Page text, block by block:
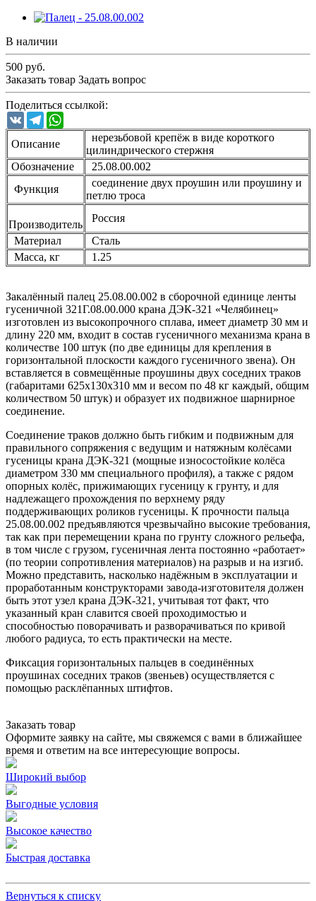
В наличии
500 руб.
Заказать товар Задать вопрос
Поделиться ссылкой:
VK Telegram
Описание
нерезьбовой крепёж в виде короткого
цилиндрического стержня
Обозначение
25.08.00.002
Функция
соединение двух проушин или проушину и
петлю троса
Производитель
Россия
Материал
Сталь
Масса, кг
1.25
Закалённый палец 25.08.00.002 в сборочной единице ленты
гусеничной 321Г.08.00.000 крана ДЭК-321 «Челябинец»
изготовлен из высокопрочного сплава, имеет диаметр 30 мм и
длину 220 мм, входит в состав гусеничного механизма крана в
количестве 100 штук (по две единицы для крепления в
горизонтальной плоскости каждого гусеничного звена). Он
вставляется в совмещённые проушины двух соседних траков
(габаритами 625х130х310 мм и весом по 48 кг каждый, общим
количеством 50 штук) и образует их подвижное шарнирное
соединение.
Соединение траков должно быть гибким и подвижным для
правильного сопряжения с ведущим и натяжным колёсами
гусеницы крана ДЭК-321 (мощные износостойкие колёса
диаметром 330 мм специального профиля), а также с рядом
опорных колёс, прижимающих гусеницу к грунту, и для
надлежащего прохождения по верхнему ряду
поддерживающих роликов гусеницы. К прочности пальца
25.08.00.002 предъявляются чрезвычайно высокие требования,
так как при перемещении крана по грунту сложного рельефа,
в том числе с грузом, гусеничная лента постоянно «работает»
(по теории сопротивления материалов) на разрыв и на изгиб.
Можно представить, насколько надёжным в эксплуатации и
проработанным конструкторами завода-изготовителя должен
быть этот узел крана ДЭК-321, учитывая тот факт, что
указанный кран славится своей проходимостью и
способностью поворачивать и разворачиваться по кривой
любого радиуса, то есть практически на месте.
Фиксация горизонтальных пальцев в соединённых
проушинах соседних траков (звеньев) осуществляется с
помощью расклёпанных штифтов.
Заказать товар
Оформите заявку на сайте, мы свяжемся с вами в ближайшее
время и ответим на все интересующие вопросы.
Широкий выбор
Выгодные условия
Высокое качество
Быстрая доставка
Вернуться к списку